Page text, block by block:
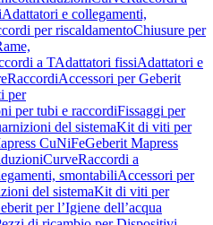
Adattatori e collegamenti,
per riscaldamentoChiusure per
a TAdattatori fissiAdattatori e
RaccordiAccessori per Geberit
per
per tubi e raccordiFissaggi per
del sistemaKit di viti per
CuNiFeGeberit Mapress
CurveRaccordi a
smontabiliAccessori per
del sistemaKit di viti per
per l’Igiene dell’acqua